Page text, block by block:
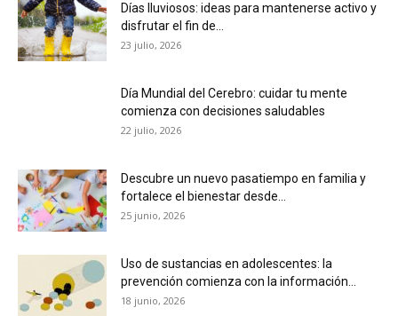
Días lluviosos: ideas para mantenerse activo y
disfrutar el fin de...
23 julio, 2026
Día Mundial del Cerebro: cuidar tu mente
comienza con decisiones saludables
22 julio, 2026
Descubre un nuevo pasatiempo en familia y
fortalece el bienestar desde...
25 junio, 2026
Uso de sustancias en adolescentes: la
prevención comienza con la información...
18 junio, 2026